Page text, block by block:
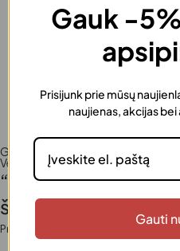
Grožiui Kosmetika Kosmetika
Veido priemonės,Veido priežiūra
“Baby doll lips”
šveitiklis-balzamas
Prieinamumas
Gauk -
Prisijunk prie mūsų
naujienas, akcijas
Gauti